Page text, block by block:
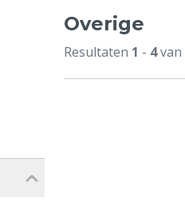
Overige
Resultaten 1 - 4van